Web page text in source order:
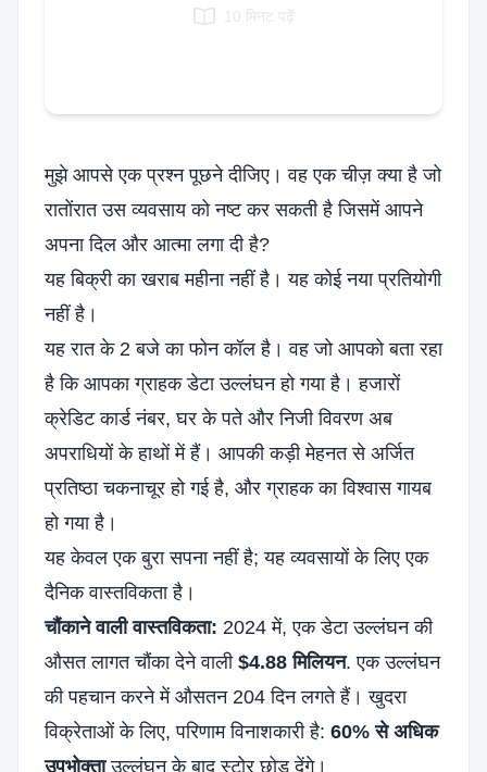
Italian
10 मिनट पढ़ें
मुझे आपसे एक प्रश्न पूछने दीजिए। वह एक चीज़ क्या है जो
रातोंरात उस व्यवसाय को नष्ट कर सकती है जिसमें आपने
अपना दिल और आत्मा लगा दी है?
यह बिक्री का खराब महीना नहीं है। यह कोई नया प्रतियोगी
नहीं है।
यह रात के 2 बजे का फोन कॉल है। वह जो आपको बता रहा
है कि आपका ग्राहक डेटा उल्लंघन हो गया है। हजारों
क्रेडिट कार्ड नंबर, घर के पते और निजी विवरण अब
अपराधियों के हाथों में हैं। आपकी कड़ी मेहनत से अर्जित
प्रतिष्ठा चकनाचूर हो गई है, औरग्राहक का विश्वासगायब
हो गया है।
यह केवल एक बुरा सपना नहीं है; यह व्यवसायों के लिए एक
दैनिक वास्तविकता है।
चौंकाने वाली वास्तविकता: 2024 में, एक डेटा उल्लंघन की
औसत लागत चौंका देने वाली $4.88 मिलियन. एक उल्लंघन
की पहचान करने में औसतन 204 दिन लगते हैं। खुदरा
विक्रेताओं के लिए, परिणाम विनाशकारी है: 60% से अधिक
उपभोक्ताउल्लंघन के बाद स्टोर छोड़ देंगे।